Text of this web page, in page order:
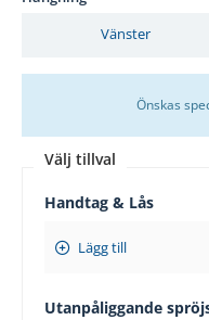
Vänster
Önskas
Välj tillval
Handtag & Lås
Lägg till
Utanpåliggande